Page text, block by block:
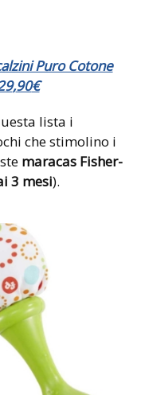
Puro Cotone
,90€
lista i
che stimolino i
maracas Fisher-
3 mesi).